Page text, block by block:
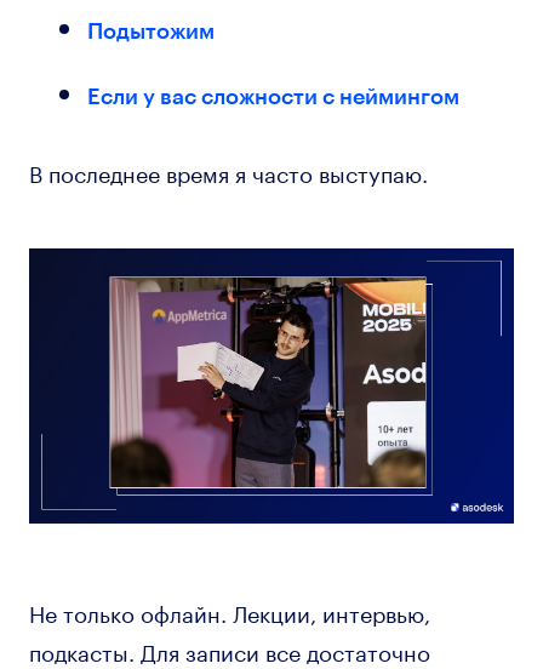
Подытожим
Если у вас сложности с неймингом
В последнее время я часто выступаю.
Не только офлайн. Лекции, интервью,
подкасты. Для записи все достаточно